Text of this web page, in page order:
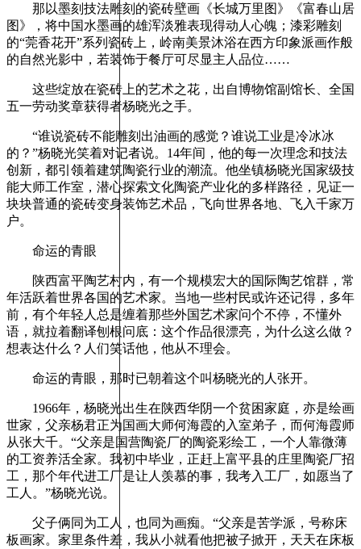
那以墨刻技法雕刻的瓷砖壁画《长城万里图》《富春山居
图》，将中国水墨画的雄浑淡雅表现得动人心魄；漆彩雕刻
的“莞香花开”系列瓷砖上，岭南美景沐浴在西方印象派画作般
的自然光影中，若装饰于餐厅可尽显主人品位……
这些绽放在瓷砖上的艺术之花，出自博物馆副馆长、全国
五一劳动奖章获得者杨晓光之手。
“谁说瓷砖不能雕刻出油画的感觉？谁说工业是冷冰冰
的？”杨晓光笑着对记者说。14年间，他的每一次理念和技法
创新，都引领着建筑陶瓷行业的潮流。他坐镇杨晓光国家级技
能大师工作室，潜心探索文化陶瓷产业化的多样路径，见证一
块块普通的瓷砖变身装饰艺术品，飞向世界各地、飞入千家万
户。
命运的青眼
陕西富平陶艺村内，有一个规模宏大的国际陶艺馆群，常
年活跃着世界各国的艺术家。当地一些村民或许还记得，多年
前，有个年轻人总是缠着那些外国艺术家问个不停，不懂外
语，就拉着翻译刨根问底：这个作品很漂亮，为什么这么做？
想表达什么？人们笑话他，他从不理会。
命运的青眼，那时已朝着这个叫杨晓光的人张开。
1966年，杨晓光出生在陕西华阴一个贫困家庭，亦是绘画
世家，父亲杨君正为国画大师何海霞的入室弟子，而何海霞师
从张大千。“父亲是国营陶瓷厂的陶瓷彩绘工，一个人靠微薄
的工资养活全家。我初中毕业，正赶上富平县的庄里陶瓷厂招
工，那个年代进工厂是让人羡慕的事，我考入工厂，如愿当了
工人。”杨晓光说。
父子俩同为工人，也同为画痴。“父亲是苦学派，号称床
板画家。家里条件差，我从小就看他把被子掀开，天天在床板